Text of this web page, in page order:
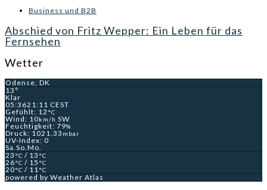
Business und B2B
Abschied von Fritz Wepper: Ein Leben für das
Fernsehen
Wetter
Odense, DK
13°
Klar
05:3621:11 CEST
Gefühlt: 12 °C
Wind: 10km/h SW
Feuchtigkeit: 79%
Druck: 1021.33 mbar
UV-Index: 0
Sa.So.Mo.
23 °C / 13 °C
26°C / 15 °C
20°C / 11°C
powered by Weather Atlas